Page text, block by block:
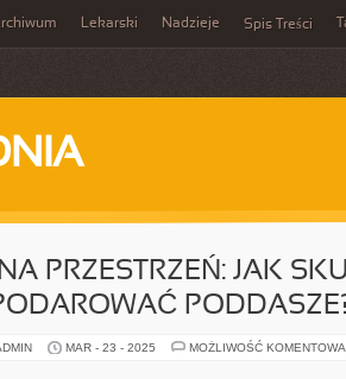
Lekarski Nadzieje Spis Treści
PRZESTRZEŃ: JAK
MAR - 23 - 2025 MOŻLIWOŚĆ